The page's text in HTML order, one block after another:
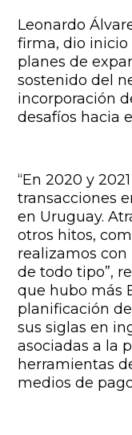
Leonardo
firma, dio inicio
planes de
sostenido del
incorporación
desafíos hacia
“En 2020 y
transacciones
en Uruguay.
otros hitos,
realizamos
de todo tipo”,
que hubo más
planificación
sus siglas en
asociadas a la
herramientas
medios de